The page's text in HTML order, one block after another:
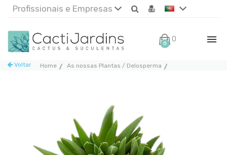
Profissionais e Empresas
0 0€
Home As nossas Plantas / Delosperma
Voltar